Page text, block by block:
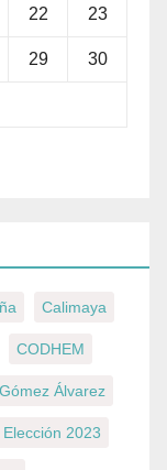
22 23
29 30
Calimaya
CODHEM
Álvarez
Elección 2023